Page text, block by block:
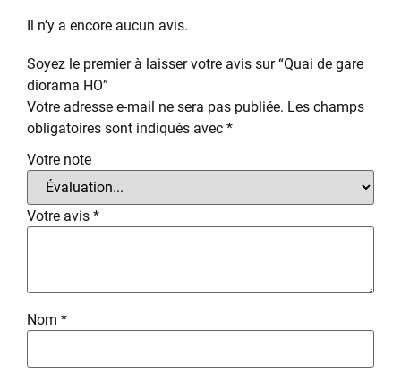
Il n’y a encore aucun avis.
Soyez le premier à laisser votre avis sur “Quai de gare
diorama HO”
Votre adresse e-mail ne sera pas publiée. Les champs
obligatoires sont indiqués avec *
Votre note
Votre avis *
Nom *